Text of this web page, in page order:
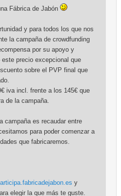
Fábrica de Jabón
y para todos los que nos
la campaña de crowdfunding
por su apoyo y
precio excepcional que
sobre el PVP final que
iva incl. frente a los 145€ que
de la campaña.
campaña es recaudar entre
para poder comenzar a
que fabricaremos.
y
elegir la que más te guste.